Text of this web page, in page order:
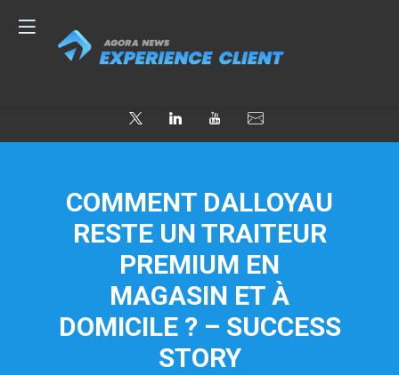
COMMENT DALLOYAU
RESTE UN TRAITEUR
PREMIUM EN
MAGASIN ET À
DOMICILE ? – SUCCESS
STORY